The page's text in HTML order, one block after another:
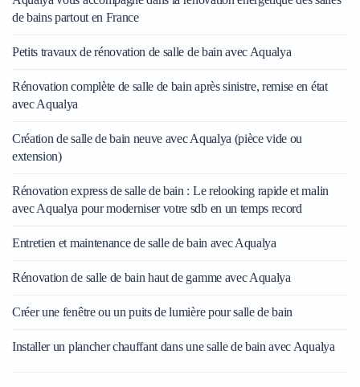
de bains partout en France
Petits travaux de rénovation de salle de bain avec Aqualya
Rénovation complète de salle de bain après sinistre, remise en état
avec Aqualya
Création de salle de bain neuve avec Aqualya (pièce vide ou
extension)
Rénovation express de salle de bain : Le relooking rapide et malin
avec Aqualya pour moderniser votre sdb en un temps record
Entretien et maintenance de salle de bain avec Aqualya
Rénovation de salle de bain haut de gamme avec Aqualya
Créer une fenêtre ou un puits de lumière pour salle de bain
Installer un plancher chauffant dans une salle de bain avec Aqualya